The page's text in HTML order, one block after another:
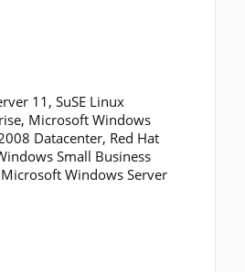
11, SuSE Linux
Microsoft Windows
Datacenter, Red Hat
Small Business
Windows Server